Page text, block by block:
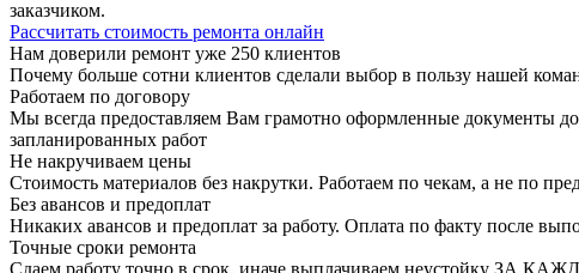
заказчиком.
Рассчитать стоимость ремонта онлайн
Нам доверили ремонт уже 250 клиентов
Почему больше сотни клиентов сделали выбор в пользу нашей
Работаем по договору
Мы всегда предоставляем Вам грамотно оформленные документы
запланированных работ
Не накручиваем цены
Стоимость материалов без накрутки. Работаем по чекам, а не по
Без авансов и предоплат
Никаких авансов и предоплат за работу. Оплата по факту после
Точные сроки ремонта
Сдаем работу точно в срок, иначе выплачиваем неустойку ЗА